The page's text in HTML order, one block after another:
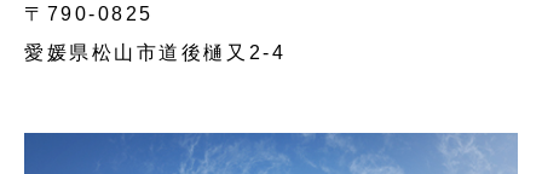
〒790-0825
愛媛県松山市道後樋又2-4